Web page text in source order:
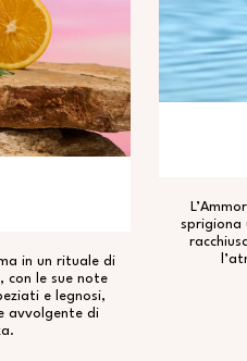
in un rituale di
con le sue note
e legnosi,
avvolgente di
sprigiona